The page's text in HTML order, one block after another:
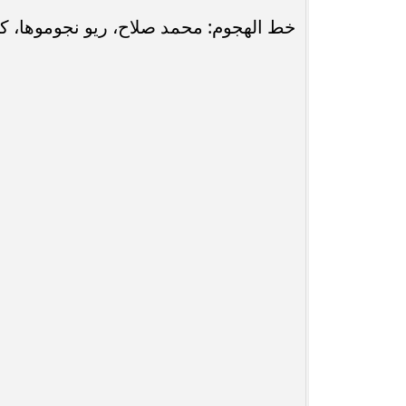
خط الهجوم: محمد صلاح، ريو نجوموها،